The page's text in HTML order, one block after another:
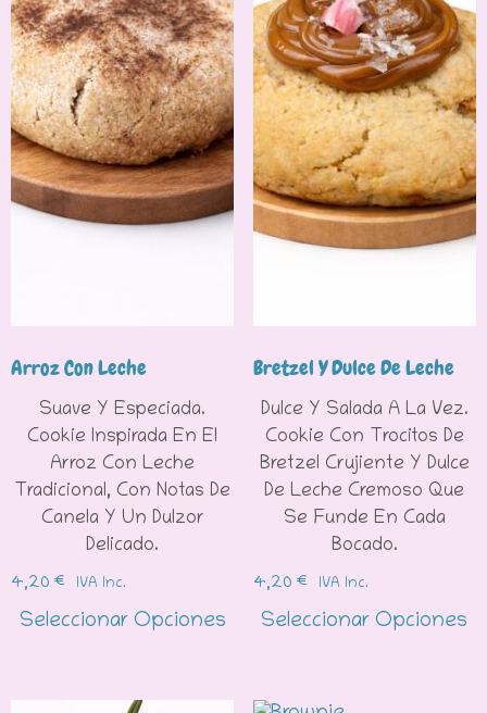
Arroz Con Leche
Suave Y Especiada.
Cookie Inspirada En El
Arroz Con Leche
Tradicional, Con Notas De
Canela Y Un Dulzor
Delicado.
4,20 € IVA Inc.
Seleccionar Opciones
Bretzel Y Dulce De Leche
Dulce Y Salada A La Vez.
Cookie Con Trocitos De
Bretzel Crujiente Y Dulce
De Leche Cremoso Que
Se Funde En Cada
Bocado.
4,20 € IVA Inc.
Seleccionar Opciones